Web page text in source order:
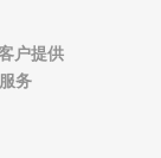
户提供
务